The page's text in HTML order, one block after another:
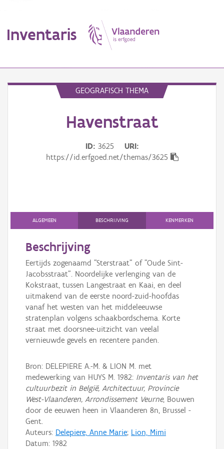
Inventaris
Persoon of collectief
Downloads
Hergebruik
Aanmelden
GEOGRAFISCH THEMA
Havenstraat
ID 3625
URI
https://id.erfgoed.net/themas/3625
ALGEMEEN BESCHRIJVING KENMERKEN
Beschrijving
Eertijds zogenaamd "Sterstraat" of "Oude Sint-
Jacobsstraat". Noordelijke verlenging van de
Kokstraat, tussen Langestraat en Kaai, en deel
uitmakend van de eerste noord-zuid-hoofdas
vanaf het westen van het middeleeuwse
stratenplan volgens schaakbordschema. Korte
straat met doorsnee-uitzicht van veelal
vernieuwde gevels en recentere panden.
Bron: DELEPIERE A.-M. & LION M. met
medewerking van HUYS M. 1982: Inventaris van het
cultuurbezit in België, Architectuur, Provincie
West-Vlaanderen, Arrondissement Veurne, Bouwen
door de eeuwen heen in Vlaanderen 8n, Brussel -
Gent.
Auteurs: Delepiere, Anne Marie; Lion, Mimi
Datum: 1982